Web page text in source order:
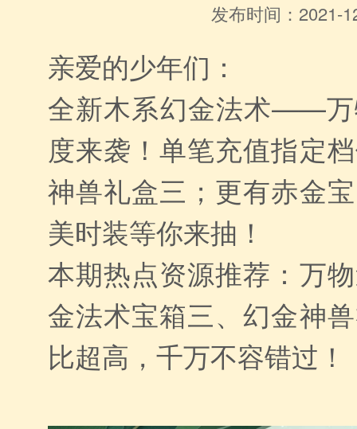
发布时间：2021-
亲爱的少年们：
全新木系幻金法术——万
度来袭！单笔充值指定
神兽礼盒三；更有赤金
美时装等你来抽！
本期热点资源推荐：万
金法术宝箱三、幻金神
比超高，千万不容错过！